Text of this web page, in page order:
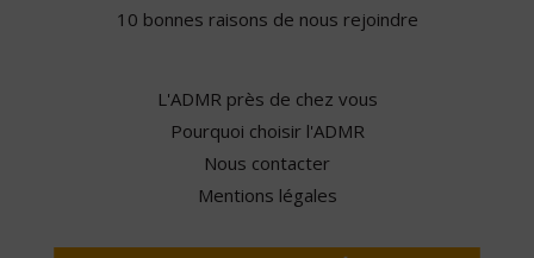
10 bonnes raisons de nous rejoindre
L'ADMR près de chez vous
Pourquoi choisir l'ADMR
Nous contacter
Mentions légales